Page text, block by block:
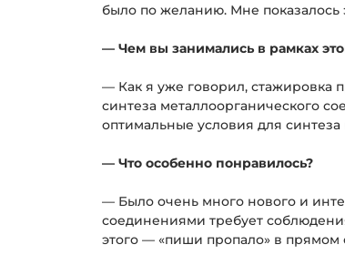
было по желанию. Мне показалось
— Чем вы занимались в рамках
— Как я уже говорил, стажировка
синтеза металлоорганического
оптимальные условия для синтеза
— Что особенно понравилось?
— Было очень много нового и
соединениями требует
этого — «пиши пропало» в прямом